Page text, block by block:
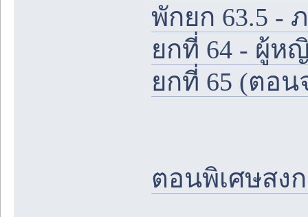
พักยก 63.5 -
ยกที่ 64 - ผู้ห
ยกที่ 65 (ตอ
ตอนพิเศษส